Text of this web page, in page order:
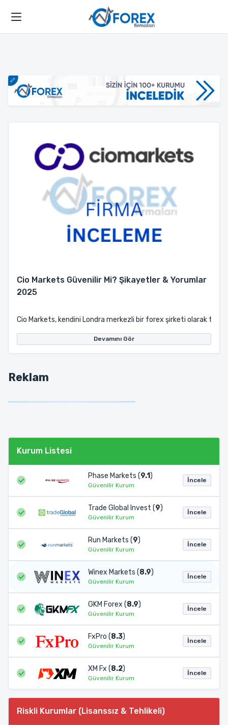
Cio Markets Güvenilir Mi? Şikayetler & Yorumlar
2025
Cio Markets, kendini Londra merkezli bir forex şirketi olarak
Devamını Gör
Reklam
Kurum Listesi
Phase Markets (9.1)
Güvenilir Kurum
İncele
Trade Global Invest (9)
Güvenilir Kurum
İncele
Run Markets (9)
Güvenilir Kurum
İncele
Winex Markets (8.9)
Güvenilir Kurum
İncele
GKM Forex (8.9)
Güvenilir Kurum
İncele
FxPro (8.3)
Güvenilir Kurum
İncele
XM Fx (8.2)
Güvenilir Kurum
İncele
Riskli Kurumlar (Lisanssız & Tehlikeli)